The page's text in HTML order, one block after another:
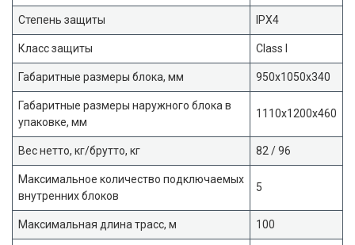
Степень защиты IPX4
Класс защиты Class I
Габаритные размеры блока, мм 950x1050x340
Габаритные размеры наружного блока в
упаковке, мм
1110x1200x460
Вес нетто, кг/брутто, кг 82 / 96
Максимальное количество подключаемых
внутренних блоков
5
Максимальная длина трасс, м 100